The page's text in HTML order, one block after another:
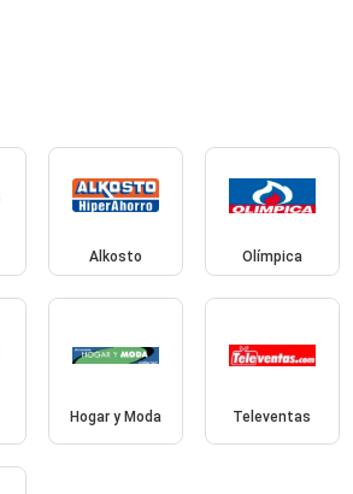
Alkosto Olímpica
Hogar y Moda Televentas